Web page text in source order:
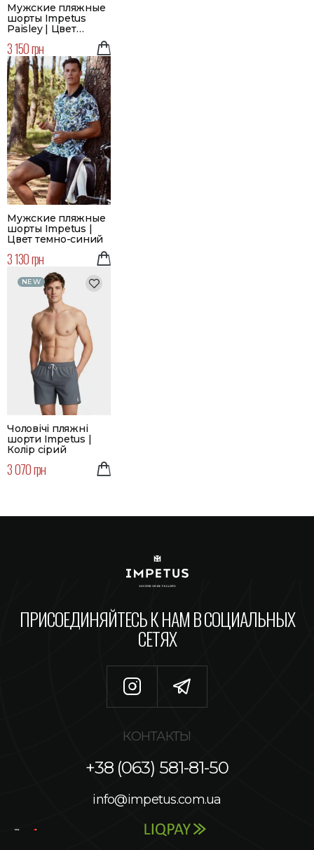
Мужские пляжные
шорты Impetus
Paisley | Цвет
3 150 грн
Мужские пляжные
шорты Impetus |
Цвет темно-синий
3 130 грн
NEW
Чоловічі пляжні
шорти Impetus |
Колір сірий
3 070 грн
ПРИСОЕДИНЯЙТЕСЬ К НАМ В СОЦИАЛЬНЫХ
СЕТЯХ
КОНТАКТЫ
+38 (063) 581-81-50
info@impetus.com.ua